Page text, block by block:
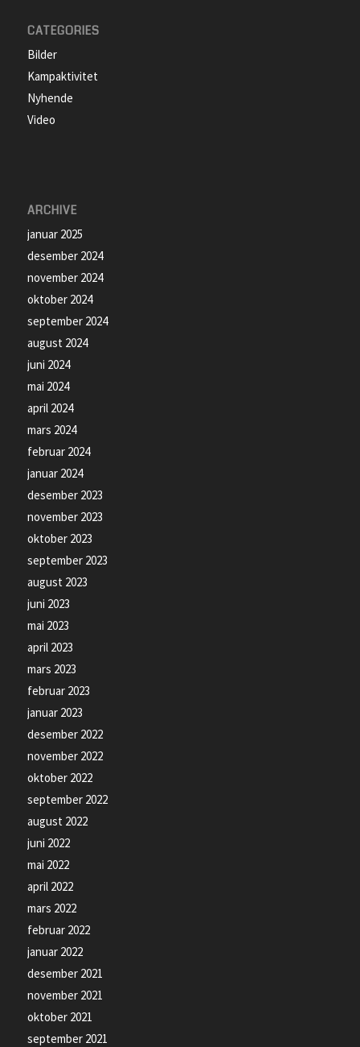
CATEGORIES
Bilder
Kampaktivitet
Nyhende
Video
ARCHIVE
januar 2025
desember 2024
november 2024
oktober 2024
september 2024
august 2024
juni 2024
mai 2024
april 2024
mars 2024
februar 2024
januar 2024
desember 2023
november 2023
oktober 2023
september 2023
august 2023
juni 2023
mai 2023
april 2023
mars 2023
februar 2023
januar 2023
desember 2022
november 2022
oktober 2022
september 2022
august 2022
juni 2022
mai 2022
april 2022
mars 2022
februar 2022
januar 2022
desember 2021
november 2021
oktober 2021
september 2021